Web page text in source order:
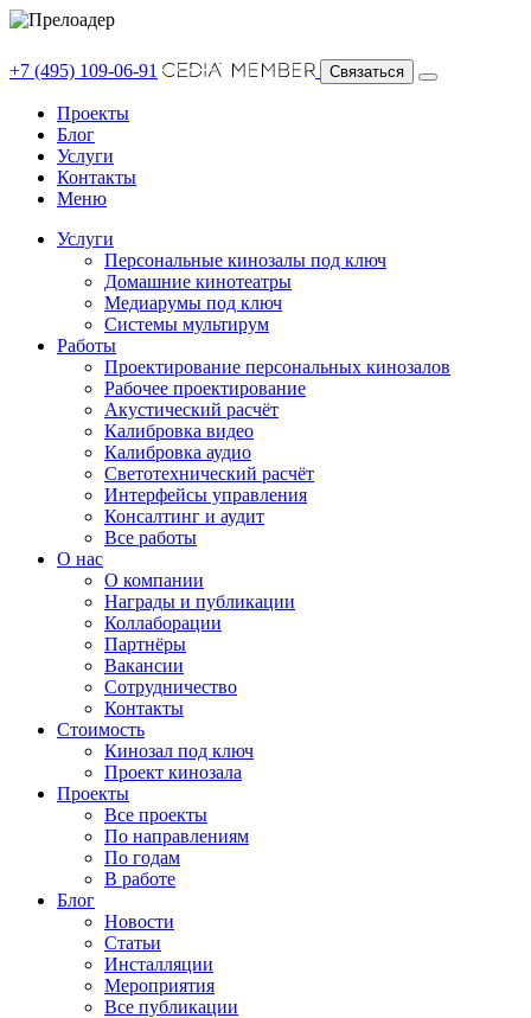
+7 (495) 109-06-91 Связаться
Проекты
Блог
Услуги
Контакты
Меню
Услуги
Персональные кинозалы под ключ
Домашние кинотеатры
Медиарумы под ключ
Системы мультирум
Работы
Проектирование персональных кинозалов
Рабочее проектирование
Акустический расчёт
Калибровка видео
Калибровка аудио
Светотехнический расчёт
Интерфейсы управления
Консалтинг и аудит
Все работы
О нас
О компании
Награды и публикации
Коллаборации
Партнёры
Вакансии
Сотрудничество
Контакты
Стоимость
Кинозал под ключ
Проект кинозала
Проекты
Все проекты
По направлениям
По годам
В работе
Блог
Новости
Статьи
Инсталляции
Мероприятия
Все публикации